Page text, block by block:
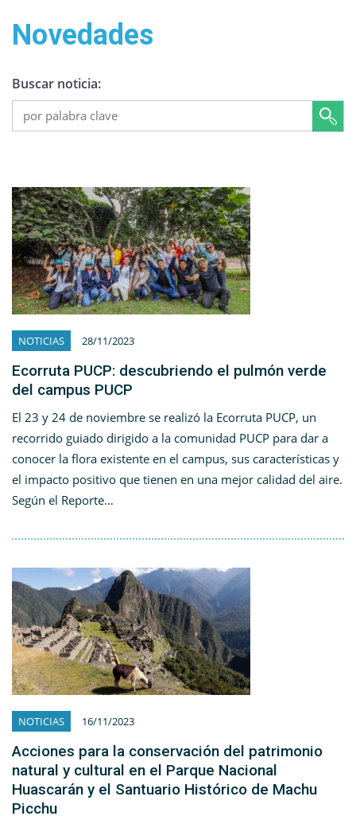
Novedades
Buscar noticia:
NOTICIAS 28/11/2023
Ecorruta PUCP: descubriendo el pulmón verde
del campus PUCP
El 23 y 24 de noviembre se realizó la Ecorruta PUCP, un
recorrido guiado dirigido a la comunidad PUCP para dar a
conocer la flora existente en el campus, sus características y
el impacto positivo que tienen en una mejor calidad del aire.
Según el Reporte…
NOTICIAS 16/11/2023
Acciones para la conservación del patrimonio
natural y cultural en el Parque Nacional
Huascarán y el Santuario Histórico de Machu
Picchu